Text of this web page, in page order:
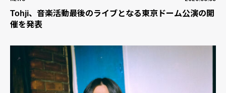
Tohji、音楽活動最後のライブとなる東京ドーム公演の開
催を発表